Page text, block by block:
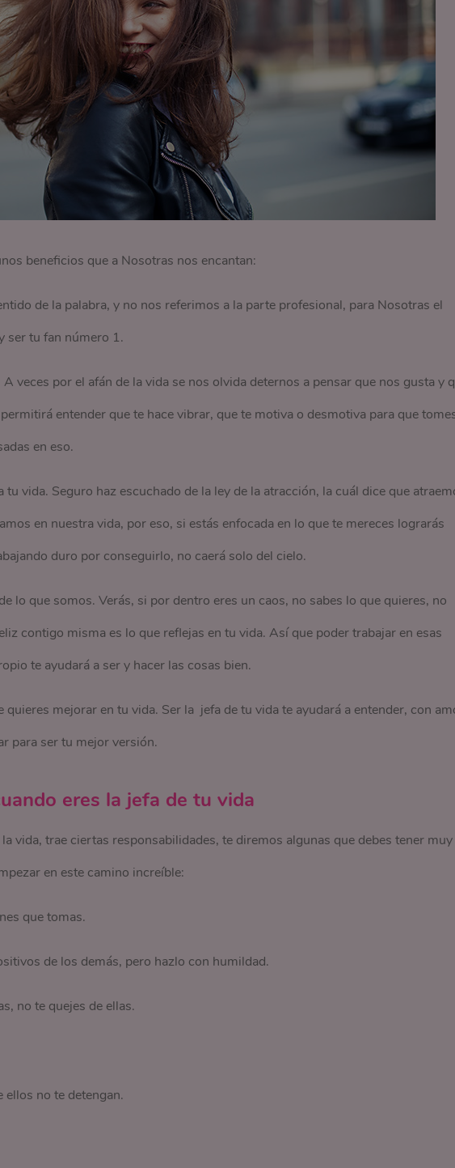
beneficios que a Nosotras nos encantan:
de la palabra, y no nos referimos a la parte profesional, para Nosotras el
ser tu fan número 1.
veces por el afán de la vida se nos olvida deternos a pensar que nos gusta y
entender que te hace vibrar, que te motiva o desmotiva para que
en eso.
vida. Seguro haz escuchado de la ley de la atracción, la cuál dice que
en nuestra vida, por eso, si estás enfocada en lo que te mereces lograrás
duro por conseguirlo, no caerá solo del cielo.
lo que somos. Verás, si por dentro eres un caos, no sabes lo que quieres, no
contigo misma es lo que reflejas en tu vida. Así que poder trabajar en esas
te ayudará a ser y hacer las cosas bien.
mejorar en tu vida. Ser la jefa de tu vida te ayudará a entender, con
para ser tu mejor versión.
eres la jefa de tu vida
vida, trae ciertas responsabilidades, te diremos algunas que debes tener muy
en este camino increíble:
que tomas.
de los demás, pero hazlo con humildad.
no te quejes de ellas.
ellos no te detengan.